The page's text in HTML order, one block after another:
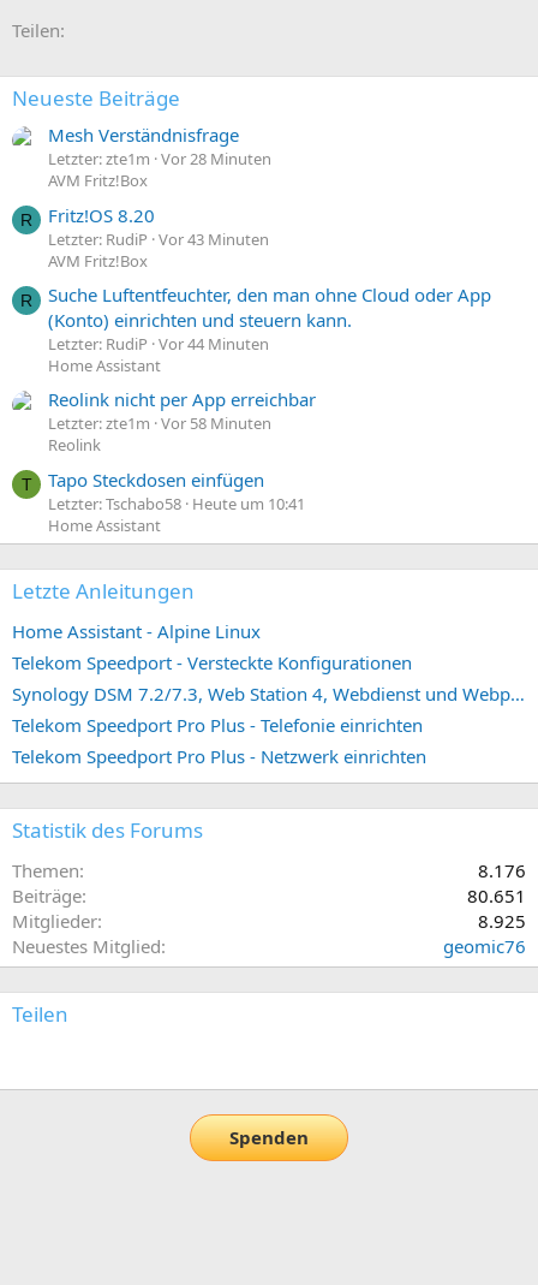
n
Teilen:
Neueste Beiträge
Mesh Verständnisfrage
Letzter: zte1m Vor 28 Minuten
AVM Fritz!Box
R Fritz!OS 8.20
Letzter: RudiP Vor 43 Minuten
AVM Fritz!Box
R
Suche Luftentfeuchter, den man ohne Cloud oder App
(Konto) einrichten und steuern kann.
Letzter: RudiP Vor 44 Minuten
Home Assistant
Reolink nicht per App erreichbar
Letzter: zte1m Vor 58 Minuten
Reolink
T Tapo Steckdosen einfügen
Letzter: Tschabo58 Heute um 10:41
Home Assistant
Letzte Anleitungen
Home Assistant - Alpine Linux
Telekom Speedport - Versteckte Konfigurationen
Synology DSM 7.2/7.3, Web Station 4, Webdienst und Webportal erstellen (ehemals vHost)
Telekom Speedport Pro Plus - Telefonie einrichten
Telekom Speedport Pro Plus - Netzwerk einrichten
Statistik des Forums
Themen
8.176
Beiträge
80.651
Mitglieder
8.925
Neuestes Mitglied
geomic76
Teilen
Spenden